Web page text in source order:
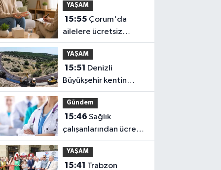
YAŞAM
15:55
ailelere ücretsiz
danışmanlık desteği
YAŞAM
15:51
Büyükşehir kentin
ulaşım ağını
güçlendiriyor
Gündem
15:46 Sağlık
çalışanlarından ücret
ve emeklilik reformu
çağrısı
YAŞAM
15:41